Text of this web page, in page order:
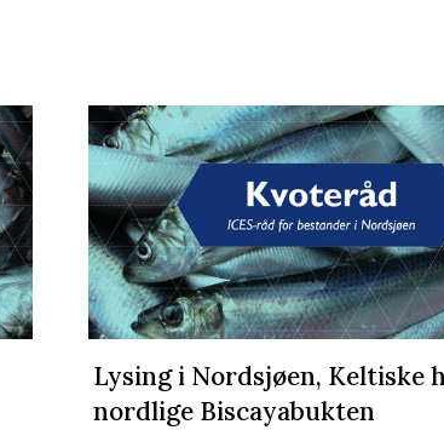
Lysing i Nordsjøen, Keltiske
nordlige Biscayabukten